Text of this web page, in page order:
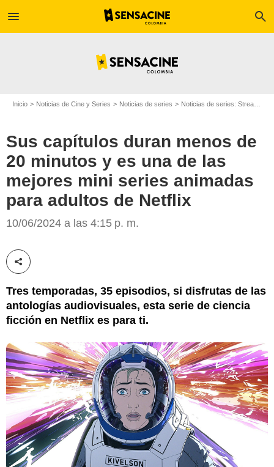
menu search
Inicio Noticias de Cine y Series Noticias de series Noticias de series: Streaming
Sus capítulos duran menos de
20 minutos y es una de las
mejores mini series animadas
para adultos de Netflix
10/06/2024 a las 4:15 p. m.
Compartir esta noticia
Tres temporadas, 35 episodios, si disfrutas de las
antologías audiovisuales, esta serie de ciencia
ficción en Netflix es para ti.
IGN España